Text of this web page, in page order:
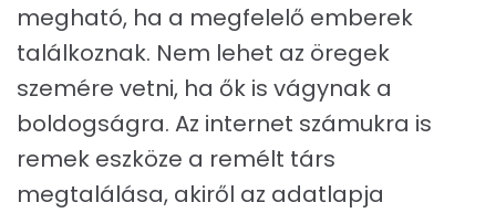
megható, ha a megfelelő emberek
találkoznak. Nem lehet az öregek
szemére vetni, ha ők is vágynak a
boldogságra. Az internet számukra is
remek eszköze a remélt társ
megtalálása, akiről az adatlapja